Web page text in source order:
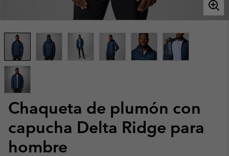
Chaqueta de plumón con
capucha Delta Ridge para
hombre